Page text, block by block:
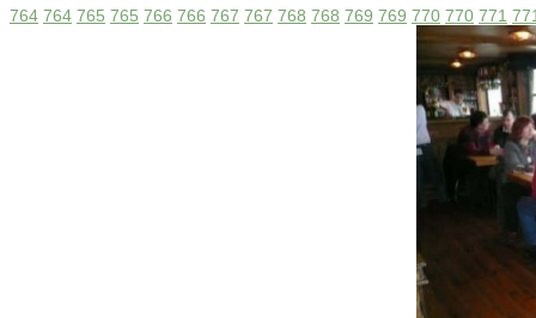
764 764 765 765 766 766 767 767 768 768 769 769 770 770 771